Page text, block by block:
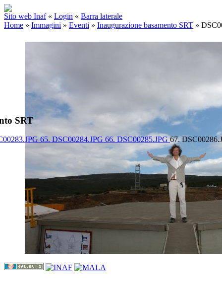
Sito web Inaf « Login « Barra laterale
Home » Immagini » Eventi » Inaugurazione basamento SRT »
SRT
65. DSC00284.JPG 66. DSC00285.JPG67.